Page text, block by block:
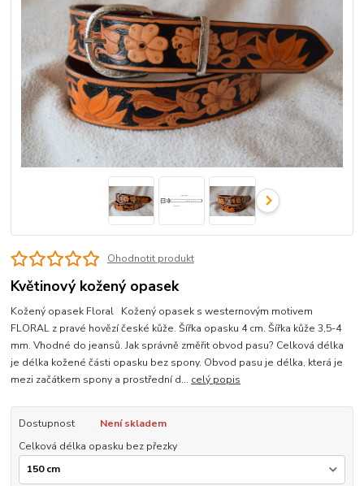
Ohodnotit produkt
Květinový kožený opasek
Kožený opasek Floral Kožený opasek s westernovým motivem
FLORAL z pravé hovězí české kůže. Šířka opasku 4 cm. Šířka kůže 3,5-4
mm. Vhodné do jeansů. Jak správně změřit obvod pasu? Celková délka
je délka kožené části opasku bez spony. Obvod pasu je délka, která je
mezi začátkem spony a prostřední d... celý popis
Dostupnost
Není skladem
Celková délka opasku bez přezky